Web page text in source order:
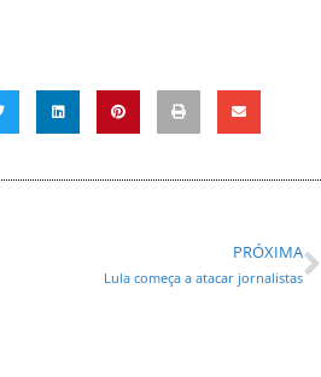
PRÓXIMA
Lula começa a atacar jornalistas